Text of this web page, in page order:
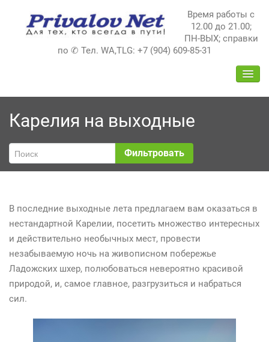
содержимому
Время работы с
12.00 до 21.00;
ПН-ВЫХ; справки
по ✆ Тел. WA,TLG: +7 (904) 609-85-31
Карелия на выходные
Фильтровать
В последние выходные лета предлагаем вам оказаться в
нестандартной Карелии, посетить множество интересных
и действительно необычных мест, провести
незабываемую ночь на живописном побережье
Ладожских шхер, полюбоваться невероятно красивой
природой, и, самое главное, разгрузиться и набраться
сил.